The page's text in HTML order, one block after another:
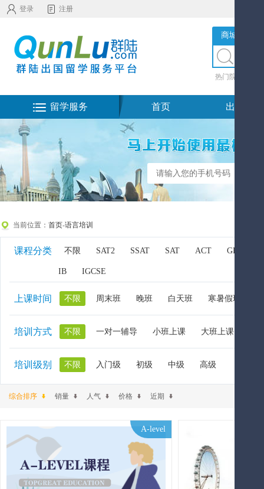
登录 注册
商城服务
热门院校
留学服务 首页 出国留学
当前位置： 首页-语言培训
课程分类 不限 SAT2 SSAT SAT ACT GRE
IB IGCSE
上课时间 不限 周末班 晚班 白天班 寒暑假班
培训方式 不限 一对一辅导 小班上课 大班上课
培训级别 不限 入门级 初级 中级 高级
综合排序 销量 人气 价格 近期
A-level